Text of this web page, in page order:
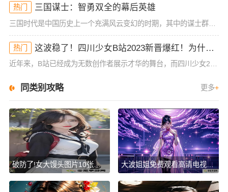
热门 三国谋士：智勇双全的幕后英雄
三国时代是中国历史上一个充满风云变幻的时期，其中的谋士群体，凭借其卓越的智谋和远见，为当时的各方势力提供了无数的战略支持。谋士不仅在战场上扮演着至关重要的角色，甚至在一些决定性的时刻改变了历史的走向。
热门 这波稳了！四川少女B站2023新晋爆红！为什么她的内容这么吸睛？
近年来，B站已经成为无数创作者展示才华的舞台，而四川少女2023年在B站的爆红，让人不禁好奇：她究竟有什么与众不同的地方？作为一位拥有大量粉丝和高曝光率的内容创作者，四川少女的成功并非偶然。她凭借其独
同类别攻略 更多+
破防了!女大馒头图片10张，竟然暗藏这些惊人秘密!谁懂啊? 大波姐姐免费观看高清电视剧韩剧！这些必看剧集你绝对不容错过！